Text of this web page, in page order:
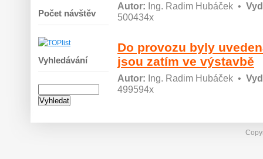
Počet návštěv
Vyhledávání
Autor: Ing. Radim Hubáček •
500434x
Do provozu byly
jsou zatím ve výstavbě
Autor: Ing. Radim Hubáček •
499594x